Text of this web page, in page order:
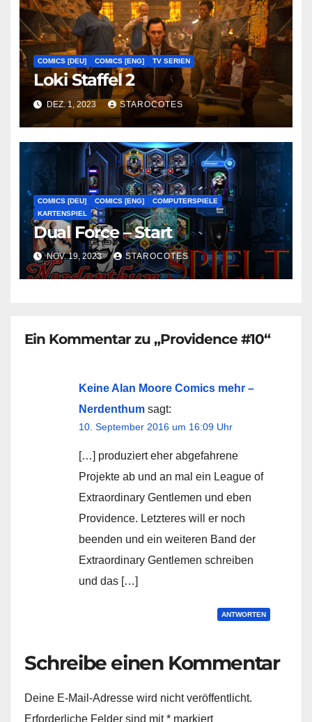
COMICS [DEU] COMICS [ENG] TV SERIEN
Loki Staffel 2
DEZ. 1, 2023 STAROCOTES
COMICS [DEU] COMICS [ENG]
COMPUTERSPIELE
KARTENSPIEL
Dual Force – Start
NOV. 19, 2023 STAROCOTES
Ein Kommentar zu „Providence #10“
Keine Alan Moore Comics mehr –
Nerdenthum sagt:
10. September 2016 um 16:09 Uhr
[…] produziert eher abgefahrene
Projekte ab und an mal ein League of
Extraordinary Gentlemen und eben
Providence. Letzteres will er noch
beenden und ein weiteren Band der
Extraordinary Gentlemen schreiben
und das […]
ANTWORTEN
Schreibe einen Kommentar
Deine E-Mail-Adresse wird nicht veröffentlicht.
Erforderliche Felder sind mit* markiert